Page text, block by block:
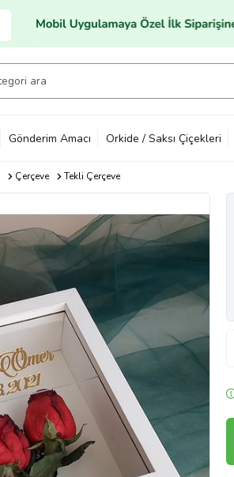
Gönderim Amacı Orkide / Saksı Çiçekleri
Çerçeve Tekli Çerçeve